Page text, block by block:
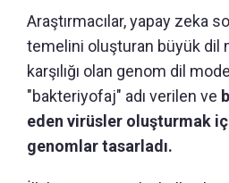
Araştırmacılar, yapay zeka
temelini oluşturan büyük dil
karşılığı olan genom dil
"bakteriyofaj" adı verilen ve
eden virüsler oluşturmak
genomlar tasarladı.